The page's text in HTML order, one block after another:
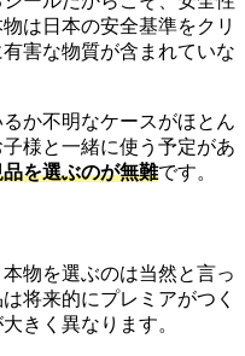
は日本の安全基準をクリ
害な物質が含まれていな
か不明なケースがほとん
様と一緒に使う予定があ
を選ぶのが無難です。
物を選ぶのは当然と言っ
将来的にプレミアがつく
きく異なります。